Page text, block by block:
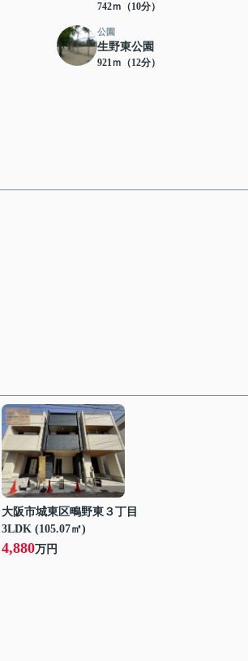
742ｍ（10分）
公園
生野東公園
921ｍ（12分）
大阪市城東区鴫野東３丁目
3LDK (105.07㎡)
4,880万円